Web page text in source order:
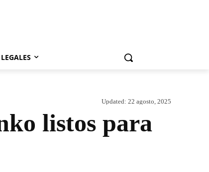
LEGALES
Updated: 22 agosto, 2025
listos para